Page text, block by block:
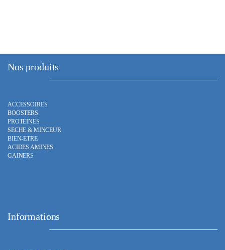
Nos produits
ACCESSOIRES
BOOSTERS
PROTEINES
SECHE & MINCEUR
BIEN-ETRE
ACIDES AMINES
GAINERS
Informations